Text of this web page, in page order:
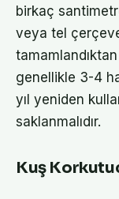
birkaç
veya tel
genellikle 3-4
yıl yeniden
saklanmalıdır.
Kuş